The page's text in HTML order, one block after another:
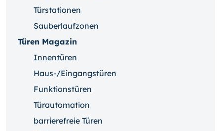
Türstationen
Sauberlaufzonen
Türen Magazin
Innentüren
Haus-/Eingangstüren
Funktionstüren
Türautomation
barrierefreie Türen